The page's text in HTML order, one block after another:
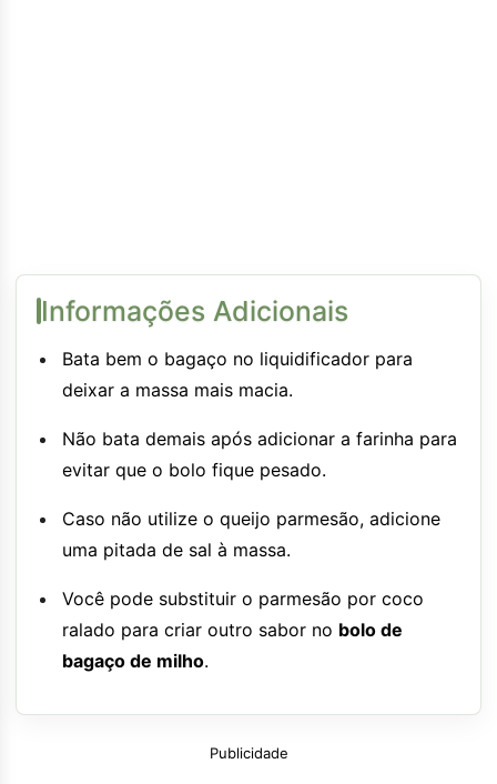
Informações Adicionais
Bata bem o bagaço no liquidificador para
deixar a massa mais macia.
Não bata demais após adicionar a farinha para
evitar que o bolo fique pesado.
Caso não utilize o queijo parmesão, adicione
uma pitada de sal à massa.
Você pode substituir o parmesão por coco
ralado para criar outro sabor no bolo de
bagaço de milho.
Publicidade